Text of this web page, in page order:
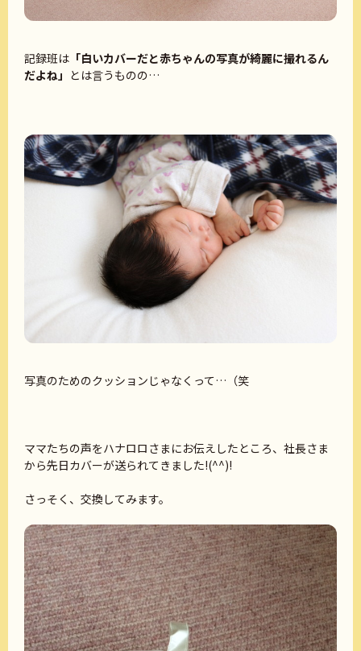
記録班は 「白いカバーだと赤ちゃんの写真が綺麗に撮れるん
だよね」 とは言うものの…
写真のためのクッションじゃなくって…（笑
ママたちの声をハナロロさまにお伝えしたところ、社長さま
から先日カバーが送られてきました!(^^)!
さっそく、交換してみます。